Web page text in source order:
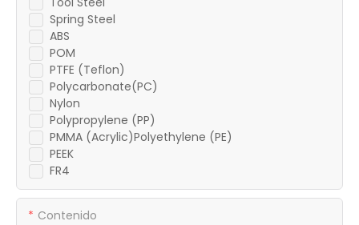
Spring Steel
ABS
POM
PTFE (Teflon)
Polycarbonate(PC)
Nylon
Polypropylene (PP)
PMMA (Acrylic)Polyethylene (PE)
PEEK
FR4
Contenido